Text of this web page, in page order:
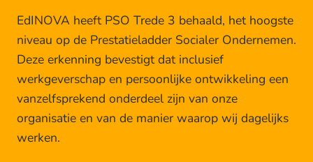
EdINOVA heeft PSO Trede 3 behaald, het hoogste
niveau op de Prestatieladder Socialer Ondernemen.
Deze erkenning bevestigt dat inclusief
werkgeverschap en persoonlijke ontwikkeling een
vanzelfsprekend onderdeel zijn van onze
organisatie en van de manier waarop wij dagelijks
werken.